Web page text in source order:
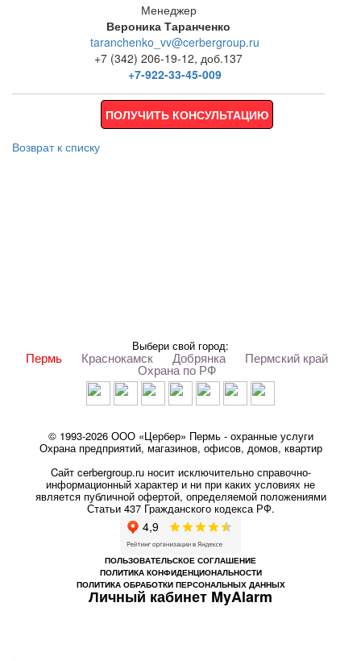
Менеджер
Вероника Таранченко
taranchenko_vv@cerbergroup.ru
+7 (342) 206-19-12, доб.137
+7-922-33-45-009
ПОЛУЧИТЬ КОНСУЛЬТАЦИЮ
Возврат к списку
Выбери свой город:
Пермь Краснокамск Добрянка Пермский край
Охрана по РФ
© 1993-2026 ООО «Цербер» Пермь - охранные услуги
Охрана предприятий, магазинов, офисов, домов, квартир
Cайт cerbergroup.ru носит исключительно справочно-
информационный характер и ни при каких условиях не
является публичной офертой, определяемой положениями
Статьи 437 Гражданского кодекса РФ.
ПОЛЬЗОВАТЕЛЬСКОЕ СОГЛАШЕНИЕ
ПОЛИТИКА КОНФИДЕНЦИОНАЛЬНОСТИ
ПОЛИТИКА ОБРАБОТКИ ПЕРСОНАЛЬНЫХ ДАННЫХ
Личный кабинет MyAlarm